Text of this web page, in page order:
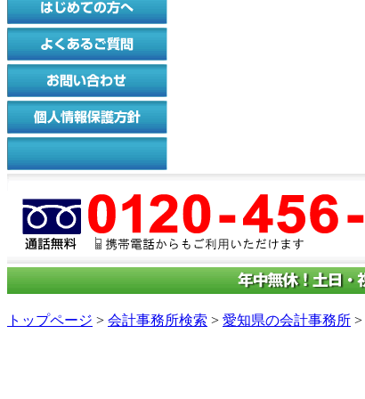
トップページ > 会計事務所検索 > 愛知県の会計事務所 >